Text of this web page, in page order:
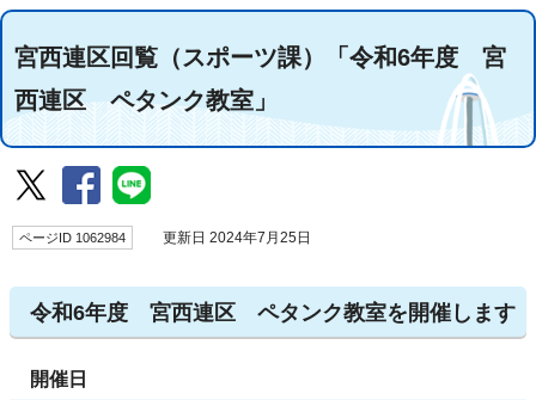
宮西連区回覧（スポーツ課）「令和6年度 宮
西連区 ペタンク教室」
ページID 1062984 更新日 2024年7月25日
令和6年度 宮西連区 ペタンク教室を開催します
開催日